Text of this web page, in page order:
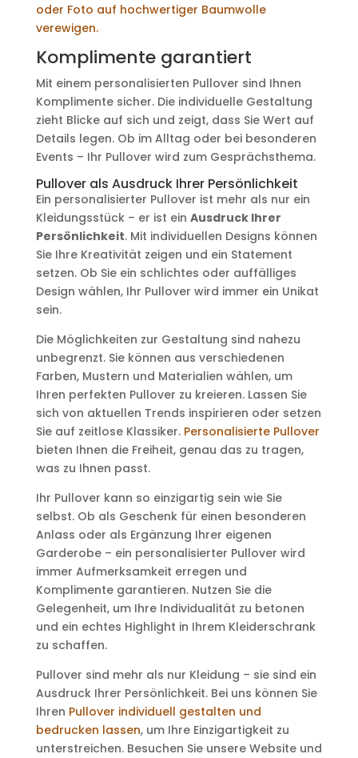
oder Foto auf hochwertiger Baumwolle
verewigen.
Komplimente garantiert
Mit einem personalisierten Pullover sind Ihnen
Komplimente sicher. Die individuelle Gestaltung
zieht Blicke auf sich und zeigt, dass Sie Wert auf
Details legen. Ob im Alltag oder bei besonderen
Events – Ihr Pullover wird zum Gesprächsthema.
Pullover als Ausdruck Ihrer Persönlichkeit
Ein personalisierter Pullover ist mehr als nur ein
Kleidungsstück – er ist ein Ausdruck Ihrer
Persönlichkeit. Mit individuellen Designs können
Sie Ihre Kreativität zeigen und ein Statement
setzen. Ob Sie ein schlichtes oder auffälliges
Design wählen, Ihr Pullover wird immer ein Unikat
sein.
Die Möglichkeiten zur Gestaltung sind nahezu
unbegrenzt. Sie können aus verschiedenen
Farben, Mustern und Materialien wählen, um
Ihren perfekten Pullover zu kreieren. Lassen Sie
sich von aktuellen Trends inspirieren oder setzen
Sie auf zeitlose Klassiker. Personalisierte Pullover
bieten Ihnen die Freiheit, genau das zu tragen,
was zu Ihnen passt.
Ihr Pullover kann so einzigartig sein wie Sie
selbst. Ob als Geschenk für einen besonderen
Anlass oder als Ergänzung Ihrer eigenen
Garderobe – ein personalisierter Pullover wird
immer Aufmerksamkeit erregen und
Komplimente garantieren. Nutzen Sie die
Gelegenheit, um Ihre Individualität zu betonen
und ein echtes Highlight in Ihrem Kleiderschrank
zu schaffen.
Pullover sind mehr als nur Kleidung – sie sind ein
Ausdruck Ihrer Persönlichkeit. Bei uns können Sie
Ihren Pullover individuell gestalten und
bedrucken lassen, um Ihre Einzigartigkeit zu
unterstreichen. Besuchen Sie unsere Website und